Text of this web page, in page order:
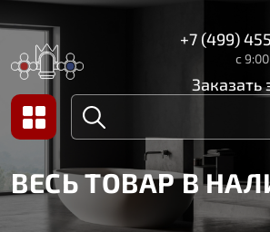
+7 (499)
с
Заказать
ВЕСЬ ТОВАР В